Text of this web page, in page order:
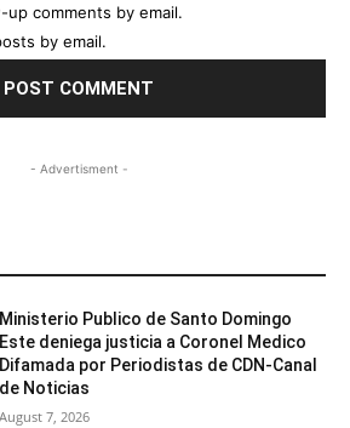
comments by email.
by email.
- Advertisment -
Ministerio Publico de Santo Domingo
Este deniega justicia a Coronel Medico
Difamada por Periodistas de CDN-Canal
de Noticias
August 7, 2026